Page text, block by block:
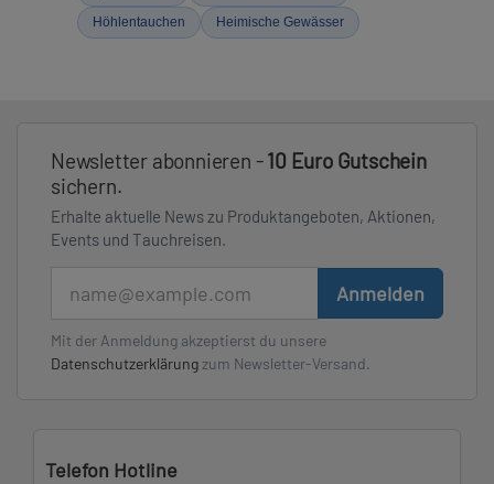
Höhlentauchen Heimische Gewässer
Newsletter abonnieren -10 Euro Gutschein
sichern.
Erhalte aktuelle News zu Produktangeboten, Aktionen,
Events und Tauchreisen.
Anmelden
Mit der Anmeldung akzeptierst du unsere
Datenschutzerklärung zum Newsletter-Versand.
Telefon Hotline